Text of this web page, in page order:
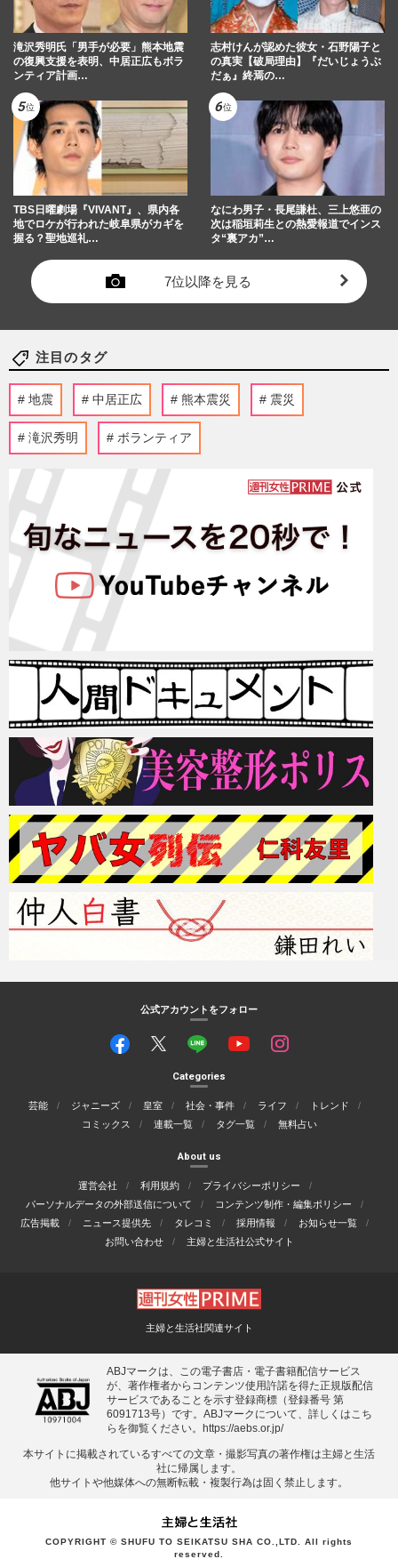
滝沢秀明氏「男手が必要」熊本地震
の復興支援を表明、中居正広もボラ
ンティア計画…
志村けんが認めた彼女・石野陽子と
の真実【破局理由】『だいじょうぶ
だぁ』終焉の…
TBS日曜劇場『VIVANT』、県内各
地でロケが行われた岐阜県がカギを
握る？聖地巡礼…
なにわ男子・長尾謙杜、三上悠亜の
次は稲垣莉生との熱愛報道でインス
タ“裏アカ”…
7位以降を見る
注目のタグ
地震 中居正広 熊本震災 震災
滝沢秀明 ボランティア
公式アカウントをフォロー
Categories
芸能 ジャニーズ 皇室 社会・事件 ライフ
トレンド
コミックス
連載一覧 タグ一覧 無料占い
About us
運営会社 利用規約
プライバシーポリシー
パーソナルデータの外部送信について
コンテンツ制作・編集ポリシー
広告掲載
ニュース提供先 タレコミ 採用情報
お知らせ一覧
お問い合わせ
主婦と生活社公式サイト
主婦と生活社関連サイト
ABJマークは、この電子書店・電子書籍配信サービス
が、著作権者からコンテンツ使用許諾を得た正規版配信
サービスであることを示す登録商標（登録番号 第
6091713号）です。ABJマークについて、詳しくはこち
らを御覧ください。
https://aebs.or.jp/
本サイトに掲載されているすべての⽂章・撮影写真の著作権は主婦と⽣活
社に帰属します。
他サイトや他媒体への無断転載・複製⾏為は固く禁⽌します。
COPYRIGHT © SHUFU TO SEIKATSU SHA CO.,LTD. All rights
reserved.